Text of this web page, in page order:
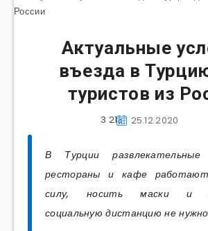
Актуальные
въезда в
туристов из
25.12.2020
3 213
В Турции развлекательные
рестораны и кафе
силу, носить маски и
социальную дистанцию не